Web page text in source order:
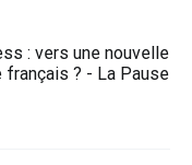
: vers une nouvelle
? - La Pause